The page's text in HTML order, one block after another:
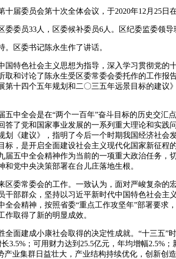
十届委员会第十次全体会议，于2020年12月25日
委委员33人，区委候补委员6人。区纪委监委领
。区委书记陈永生作了讲话。
国特色社会主义思想为指导，深入学习贯彻党的
取和讨论了陈永生受区委常委会委托作的工作报
第十四个五年规划和二〇三五年远景目标的建议
五中全会是在“两个一百年”奋斗目标的历史交汇
答了党和国家事业发展的一系列重大理论和实践
划《建议》，指明了今后一个时期我国经济社会
标，是开启全面建设社会主义现代化国家新征程
届五中全会精神作为当前的一项重大政治任务，
和党中央决策部署在台儿庄落地生根。
区委常委会的工作。一致认为，面对严峻复杂的
干部群众，坚持以习近平新时代中国特色社会主
全会精神，按照省委“重点工作攻坚年”部署要求
作取得了新的明显成效。
全面建成小康社会取得的决定性成就。“十三五”
3.5%；可用财力达到25.5亿元，年均增幅2.5%
产业集群日益壮大，产业结构持续优化，创新创